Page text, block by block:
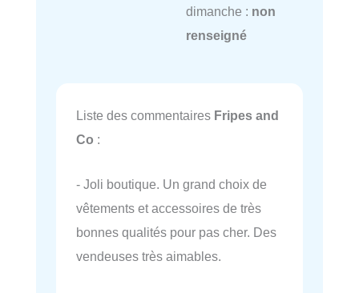
dimanche : non
renseigné
Liste des commentaires Fripes and
Co :
- Joli boutique. Un grand choix de
vêtements et accessoires de très
bonnes qualités pour pas cher. Des
vendeuses très aimables.